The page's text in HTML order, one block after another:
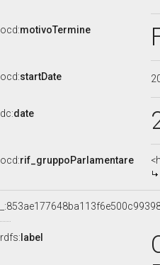
ocd:motivoTermine
ocd:startDate
dc:date
ocd:rif_gruppoParlamentare
rdfs: label